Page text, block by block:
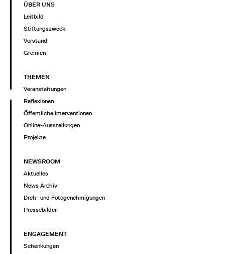
ÜBER UNS
Leitbild
Stiftungszweck
Vorstand
Gremien
THEMEN
Veranstaltungen
Reflexionen
Öffentliche Interventionen
Online-Ausstellungen
Projekte
NEWSROOM
Aktuelles
News Archiv
Dreh- und Fotogenehmigungen
Pressebilder
ENGAGEMENT
Schenkungen